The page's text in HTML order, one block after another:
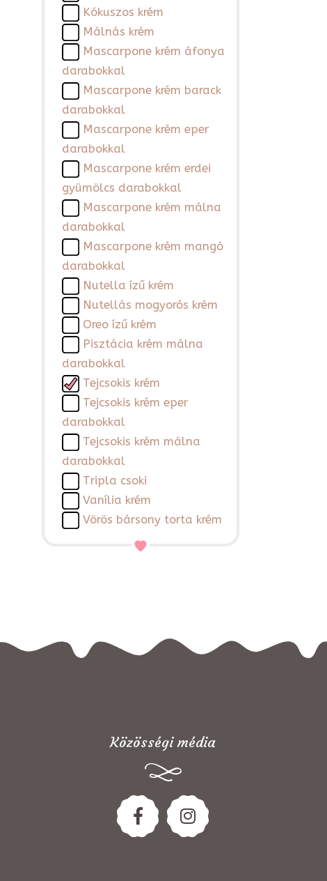
Kókuszos krém
Málnás krém
Mascarpone krém áfonya
darabokkal
Mascarpone krém barack
darabokkal
Mascarpone krém eper
darabokkal
Mascarpone krém erdei
gyümölcs darabokkal
Mascarpone krém málna
darabokkal
Mascarpone krém mangó
darabokkal
Nutella ízű krém
Nutellás mogyorós krém
Oreo ízű krém
Pisztácia krém málna
darabokkal
Tejcsokis krém
Tejcsokis krém eper
darabokkal
Tejcsokis krém málna
darabokkal
Tripla csoki
Vanília krém
Vörös bársony torta krém
Közösségi média